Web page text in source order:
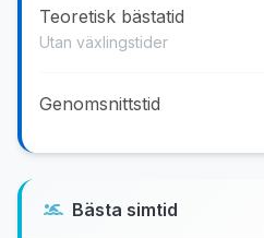
Teoretisk bästatid
Utan växlingstider
Genomsnittstid
Bästa simtid